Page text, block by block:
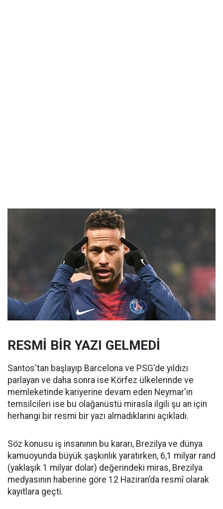
RESMİ BİR YAZI GELMEDİ
Santos'tan başlayıp Barcelona ve PSG'de yıldızı
parlayan ve daha sonra ise Körfez ülkelerinde ve
memleketinde kariyerine devam eden Neymar'ın
temsilcileri ise bu olağanüstü mirasla ilgili şu an için
herhangi bir resmi bir yazı almadıklarını açıkladı.
Söz konusu iş insanının bu kararı, Brezilya ve dünya
kamuoyunda büyük şaşkınlık yaratırken, 6,1 milyar rand
(yaklaşık 1 milyar dolar) değerindeki miras, Brezilya
medyasının haberine göre 12 Haziran’da resmî olarak
kayıtlara geçti.